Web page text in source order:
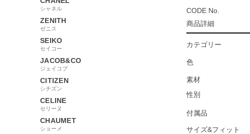
シャネル
ZENITH
ゼニス
SEIKO
セイコー
JACOB&CO
ジェイコブ
CITIZEN
シチズン
CELINE
セリーヌ
CHAUMET
ショーメ
CODE No.
商品詳細
カテゴリー
色
素材
性別
付属品
サイズ&フィット